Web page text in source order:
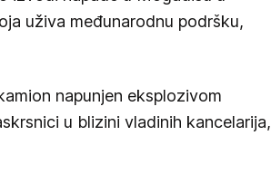
uživa međunarodnu podršku,
napunjen eksplozivom
u blizini vladinih kancelarija,